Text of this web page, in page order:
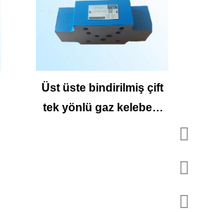
Üst üste bindirilmiş çift
tek yönlü gaz kelebeği